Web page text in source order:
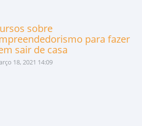
sobre
para fazer
sair de casa
18, 2021 14:09